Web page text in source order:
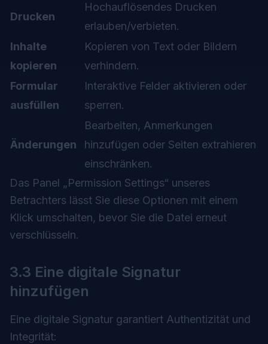
Drucken
Hochauflösendes Drucken
erlauben/verbieten.
Inhalte
kopieren
Kopieren von Text oder Bildern
verhindern.
Formular
ausfüllen
Interaktive Felder aktivieren oder
sperren.
Änderungen
Bearbeiten, Anmerkungen
hinzufügen oder Seiten extrahieren
einschränken.
Das Panel „Permission Settings“ unseres
Betrachters lässt Sie diese Optionen mit einem
Klick umschalten, bevor Sie die Datei erneut
verschlüsseln.
3.3 Eine digitale Signatur
hinzufügen
Eine digitale Signatur garantiert Authentizität und
Integrität: